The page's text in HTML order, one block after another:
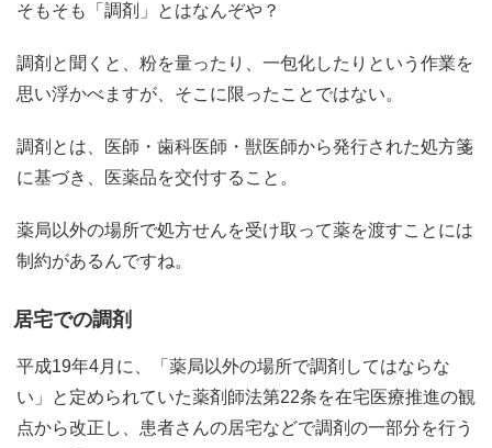
そもそも「調剤」とはなんぞや？
調剤と聞くと、粉を量ったり、一包化したりという作業を
思い浮かべますが、そこに限ったことではない。
調剤とは、医師・歯科医師・獣医師から発行された処方箋
に基づき、医薬品を交付すること。
薬局以外の場所で処方せんを受け取って薬を渡すことには
制約があるんですね。
居宅での調剤
平成19年4月に、「薬局以外の場所で調剤してはならな
い」と定められていた薬剤師法第22条を在宅医療推進の観
点から改正し、患者さんの居宅などで調剤の一部分を行う